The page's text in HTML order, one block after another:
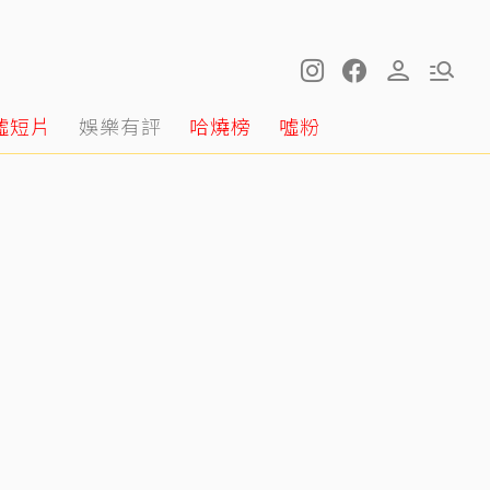
短片 娛樂有評 哈燒榜 噓粉